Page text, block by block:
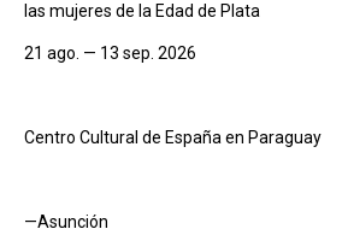
las mujeres de la Edad de Plata
21 ago. — 13 sep. 2026
Centro Cultural de España en Paraguay
—Asunción